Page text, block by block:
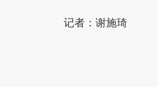
记者：谢施琦